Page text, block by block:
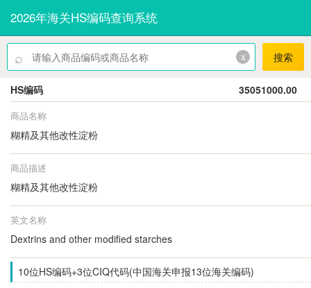
2026年海关HS编码查询系统
⌕ x 搜索
HS编码 35051000.00
商品名称
糊精及其他改性淀粉
商品描述
糊精及其他改性淀粉
英文名称
Dextrins and other modified starches
10位HS编码+3位CIQ代码(中国海关申报13位海关编码)